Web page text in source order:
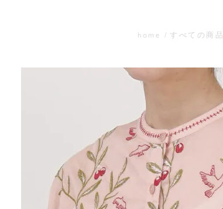
home すべての商品